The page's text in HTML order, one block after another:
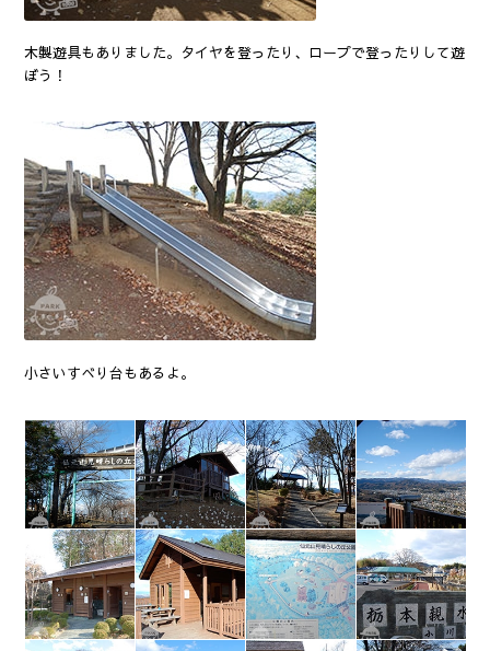
木製遊具もありました。タイヤを登ったり、ロープで登ったりして遊
ぼう！
小さいすべり台もあるよ。